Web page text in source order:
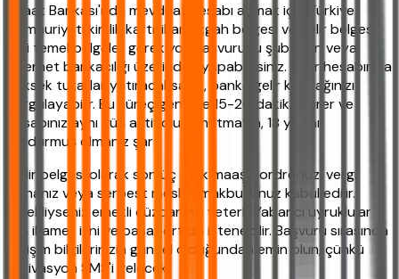
Ziraat Bankası'nda mevduat hesabı açmak için Türkiye
Cumhuriyeti kimlik kartı, ikametgah belgesi ve gelir belgesi
gibi temel belgeler gerekiyor. Başvuruyu şubeden veya
internet bankacılığı üzerinden yapabilirsiniz. Eğer hesabınıza
yüksek tutarlar yatıracaksanız, banka gelir kaynağınızı
sorgulayabilir. Bu süreç genelde 15-20 dakika sürer ve
hesabınız aynı gün aktif olur. Unutmayın, 18 yaşını
doldurmuş olmanız şart.
Gelir belgesi olarak son üç aylık maaş bordronuz, vergi
levhanız veya serbest meslek makbuzunuz kabul edilir.
Emekliyseniz emekli cüzdanınız yeterli. Yabancı uyruklular
için ikamet izni ve pasaport da istenebilir. Başvuru sırasında
iletişim bilgilerinizin güncel olduğundan emin olun, çünkü
aktivasyon SMS'i gelecek.